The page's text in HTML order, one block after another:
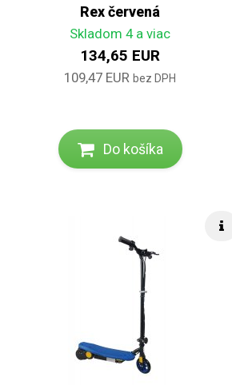
Rex červená
Skladom 4 a viac
134,65 EUR
109,47 EUR bez DPH
Do košíka